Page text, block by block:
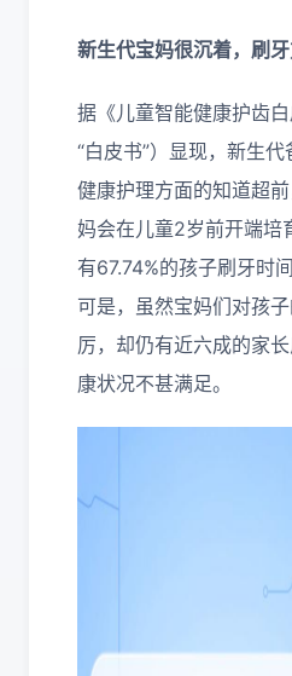
新生代宝妈很沉着， 刷
据《儿童智能健康护齿
“白皮书”）显现，新生
健康护理方面的知道超
妈会在儿童2岁前开端培
有67.74%的孩子刷牙时
可是，虽然宝妈们对孩
厉，却仍有近六成的家
康状况不甚满足。